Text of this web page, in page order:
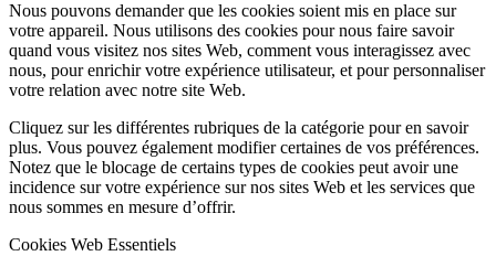
Nous pouvons demander que les cookies soient mis en place sur
votre appareil. Nous utilisons des cookies pour nous faire savoir
quand vous visitez nos sites Web, comment vous interagissez avec
nous, pour enrichir votre expérience utilisateur, et pour personnaliser
votre relation avec notre site Web.
Cliquez sur les différentes rubriques de la catégorie pour en savoir
plus. Vous pouvez également modifier certaines de vos préférences.
Notez que le blocage de certains types de cookies peut avoir une
incidence sur votre expérience sur nos sites Web et les services que
nous sommes en mesure d’offrir.
Cookies Web Essentiels